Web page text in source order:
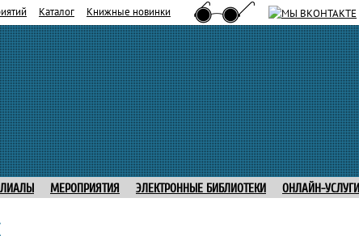
Каталог Книжные новинки
МЕРОПРИЯТИЯ ЭЛЕКТРОННЫЕ БИБЛИОТЕКИ ОНЛАЙН-УСЛУГИ